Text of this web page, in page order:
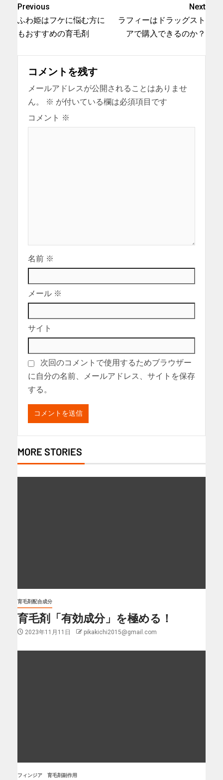
Previous
ふわ姫はフケに悩む方に
もおすすめの育毛剤
Next
ラフィーはドラッグスト
アで購入できるのか？
コメントを残す
メールアドレスが公開されることはありませ
ん。
※ が付いている欄は必須項目です
コメント ※
名前 ※
メール ※
サイト
次回のコメントで使用するためブラウザー
に自分の名前、メールアドレス、サイトを保存
する。
MORE STORIES
育毛剤配合成分
育毛剤「有効成分」を極める！
2023年11月11日 pikakichi2015@gmail.com
フィンジア 育毛剤副作用